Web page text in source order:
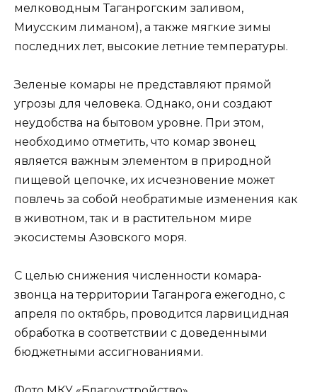
мелководным Таганрогским заливом,
Миусским лиманом), а также мягкие зимы
последних лет, высокие летние температуры.
Зеленые комары не представляют прямой
угрозы для человека. Однако, они создают
неудобства на бытовом уровне. При этом,
необходимо отметить, что комар звонец
является важным элементом в природной
пищевой цепочке, их исчезновение может
повлечь за собой необратимые изменения как
в животном, так и в растительном мире
экосистемы Азовского моря.
С целью снижения численности комара-
звонца на территории Таганрога ежегодно, с
апреля по октябрь, проводится ларвицидная
обработка в соответствии с доведенными
бюджетными ассигнованиями.